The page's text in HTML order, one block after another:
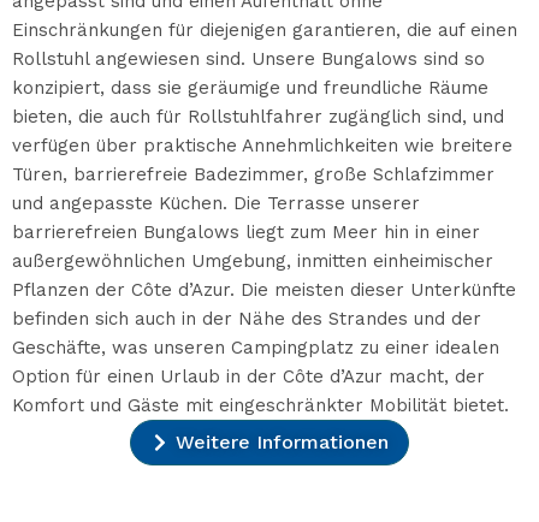
Einschränkungen für diejenigen garantieren, die auf einen
Rollstuhl angewiesen sind. Unsere Bungalows sind so
konzipiert, dass sie geräumige und freundliche Räume
bieten, die auch für Rollstuhlfahrer zugänglich sind, und
verfügen über praktische Annehmlichkeiten wie breitere
Türen, barrierefreie Badezimmer, große Schlafzimmer
und angepasste Küchen. Die Terrasse unserer
barrierefreien Bungalows liegt zum Meer hin in einer
außergewöhnlichen Umgebung, inmitten einheimischer
Pflanzen der Côte d’Azur. Die meisten dieser Unterkünfte
befinden sich auch in der Nähe des Strandes und der
Geschäfte, was unseren Campingplatz zu einer idealen
Option für einen Urlaub in der Côte d’Azur macht, der
Komfort und Gäste mit eingeschränkter Mobilität bietet.
Weitere Informationen